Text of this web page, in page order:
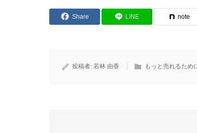
Share LINE note
投稿者: 若林 由香 もっと売れるため